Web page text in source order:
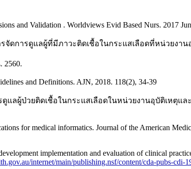
and Validation . Worldviews Evid Based Nurs. 2017
การดูแลผู้ที่มีภาวะติดเชื้อในกระแสเลือดที่หน่วยงาน
and Definitions. AJN, 2018. 118(2), 34-39
ผู้ป่วยติดเชื้อในกระแสเลือดในหน่วยงานอุบัติเหตุและ
for medical informatics. Journal of the American
implementation and evaluation of clinical
internet/main/publishing.nsf/content/cda-pubs-cdi-